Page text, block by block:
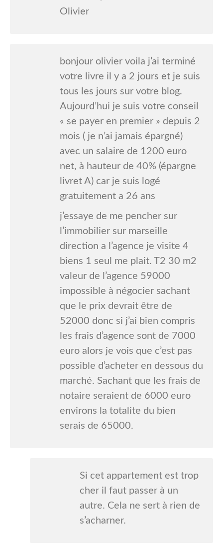
Olivier
bonjour olivier voila j’ai terminé
votre livre il y a 2 jours et je suis
tous les jours sur votre blog.
Aujourd’hui je suis votre conseil
« se payer en premier » depuis 2
mois ( je n’ai jamais épargné)
avec un salaire de 1200 euro
net, à hauteur de 40% (épargne
livret A) car je suis logé
gratuitement a 26 ans
j’essaye de me pencher sur
l’immobilier sur marseille
direction a l’agence je visite 4
biens 1 seul me plait. T2 30 m2
valeur de l’agence 59000
impossible à négocier sachant
que le prix devrait être de
52000 donc si j’ai bien compris
les frais d’agence sont de 7000
euro alors je vois que c’est pas
possible d’acheter en dessous du
marché. Sachant que les frais de
notaire seraient de 6000 euro
environs la totalite du bien
serais de 65000.
Si cet appartement est trop
cher il faut passer à un
autre. Cela ne sert à rien de
s’acharner.